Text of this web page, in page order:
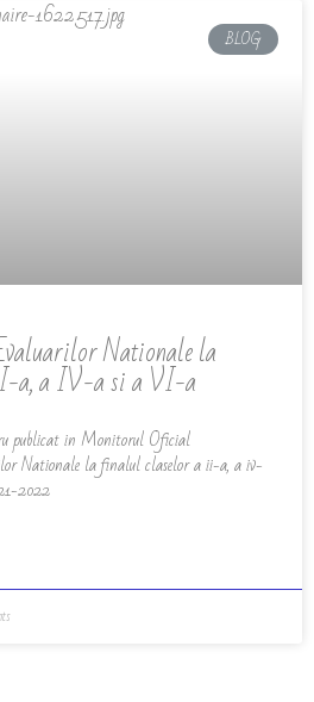
BLOG
Nationale la
a, a IV-a si a VI-a
publicat in Monitorul Oficial
Nationale la finalul claselor a ii-a, a iv-
2022